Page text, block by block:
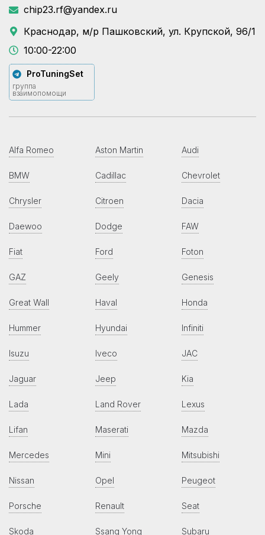
chip23.rf@yandex.ru
Краснодар, м/р Пашковский, ул. Крупской, 96/1
10:00-22:00
ProTuningSet
группа
взаимопомощи
Alfa Romeo Aston Martin Audi
BMW Cadillac Chevrolet
Chrysler Citroen Dacia
Daewoo Dodge FAW
Fiat Ford Foton
GAZ Geely Genesis
Great Wall Haval Honda
Hummer Hyundai Infiniti
Isuzu Iveco JAC
Jaguar Jeep Kia
Lada Land Rover Lexus
Lifan Maserati Mazda
Mercedes Mini Mitsubishi
Nissan Opel Peugeot
Porsche Renault Seat
Skoda Ssang Yong Subaru